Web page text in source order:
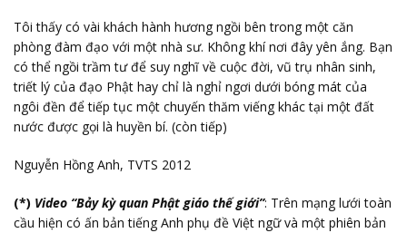
Tôi thấy có vài khách hành hương ngồi bên trong một căn
phòng đàm đạo với một nhà sư. Không khí nơi đây yên ắng. Bạn
có thể ngồi trầm tư để suy nghĩ về cuộc đời, vũ trụ nhân sinh,
triết lý của đạo Phật hay chỉ là nghỉ ngơi dưới bóng mát của
ngôi đền để tiếp tục một chuyến thăm viếng khác tại một đất
nước được gọi là huyền bí. (còn tiếp)
Nguyễn Hồng Anh, TVTS 2012
(*) Video “Bảy kỳ quan Phật giáo thế giới”: Trên mạng lưới toàn
cầu hiện có ấn bản tiếng Anh phụ đề Việt ngữ và một phiên bản